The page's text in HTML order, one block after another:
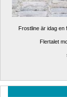
Frostline är idag en
Flertalet